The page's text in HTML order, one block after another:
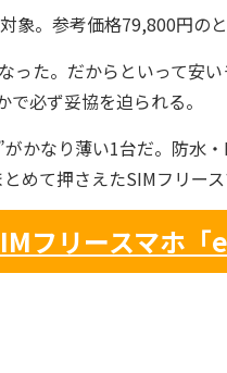
象。参考価格79,800円のと
た。だからといって安
必ず妥協を迫られる。
かなり薄い1台だ。防水
めて押さえたSIMフリース
フリースマホ